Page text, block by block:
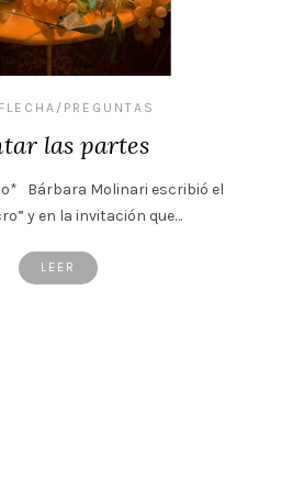
PREGUNTAS
las partes
Bárbara Molinari escribió el
y en la invitación que…
LEER